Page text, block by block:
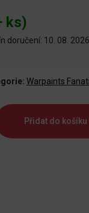
ks)
doručení: 10. 08. 2026
Warpaints
Přidat do košíku